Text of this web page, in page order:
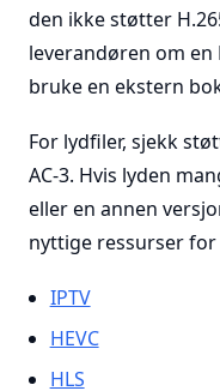
den ikke støtter
leverandøren om
bruke en ekstern
For lydfiler, sjekk
AC-3. Hvis lyden
eller en annen
nyttige ressurser
IPTV
HEVC
HLS